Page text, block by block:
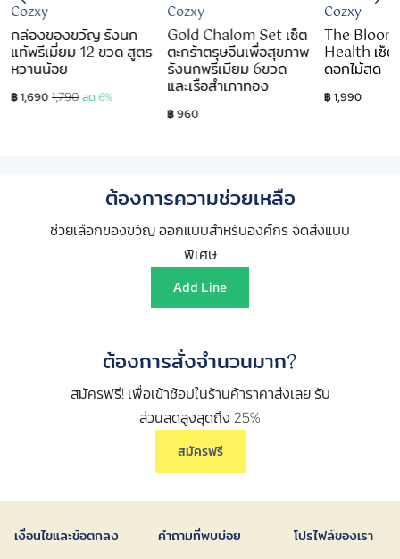
Cozxy
กล่องของขวัญ รังนก
แท้พรีเมี่ยม 12 ขวด สูตร
หวานน้อย
฿ 1,690 1,790 ลด 6%
Cozxy
Gold Chalom Set เซ็ต
ตะกร้าตรุษจีนเพื่อสุขภาพ
รังนกพรีเมียม 6ขวด
และเรือสำเภาทอง
฿ 960
Cozxy
The
Health เซ็
ดอกไม้สด
฿ 1,990
ต้องการความช่วยเหลือ
ช่วยเลือกของขวัญ ออกแบบสำหรับองค์กร จัดส่งแบบ
พิเศษ
Add Line
ต้องการสั่งจำนวนมาก?
สมัครฟรี! เพื่อเข้าช้อปในร้านค้าราคาส่งเลย รับ
ส่วนลดสูงสุดถึง 25%
สมัครฟรี
เงื่อนไขและข้อตกลง คำถามที่พบบ่อย โปรไฟล์ของเรา